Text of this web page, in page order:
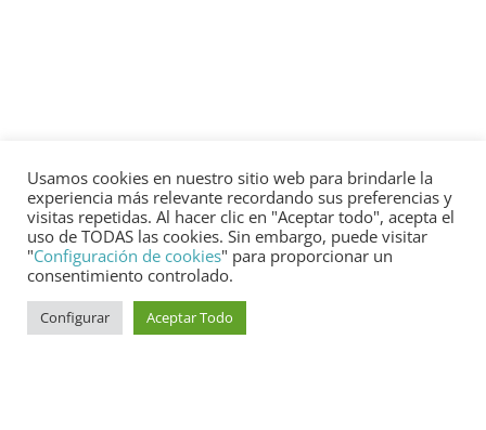
Usamos cookies en nuestro sitio web para brindarle la
experiencia más relevante recordando sus preferencias y
visitas repetidas. Al hacer clic en "Aceptar todo", acepta el
uso de TODAS las cookies. Sin embargo, puede visitar
"Configuración de cookies" para proporcionar un
consentimiento controlado.
Configurar Aceptar Todo